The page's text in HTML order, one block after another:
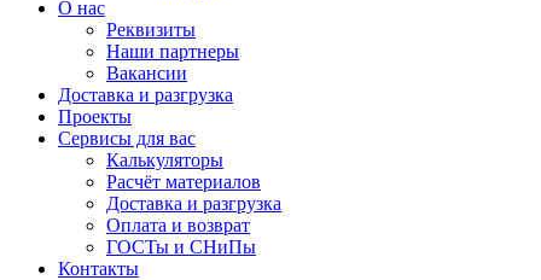
О нас
Реквизиты
Наши партнеры
Вакансии
Доставка и разгрузка
Проекты
Сервисы для вас
Калькуляторы
Расчёт материалов
Доставка и разгрузка
Оплата и возврат
ГОСТы и СНиПы
Контакты